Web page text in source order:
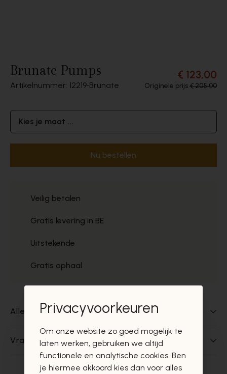
Brunate Pumps
Artikelnummer: 12219 Brunate
€ 123,00
Originele prijs€ 205,00
Kies je maat ...
Nu bestellen
Veilig betalen
Gratis levering in BE
Uitstekende
Gratis ophaal
Alles over dit product
Vragen over dit product?
Privacyvoorkeuren
Om onze website zo goed mogelijk te
laten werken, gebruiken we altijd
functionele en analytische cookies. Ben
je hiermee akkoord kies dan voor alles